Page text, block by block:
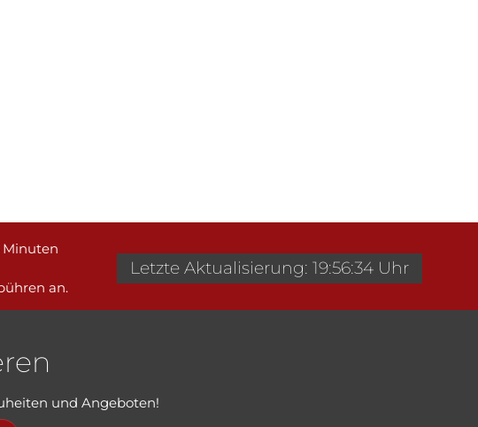
Minuten
an.
Letzte Aktualisierung: 19:56:34 Uhr
und Angeboten!